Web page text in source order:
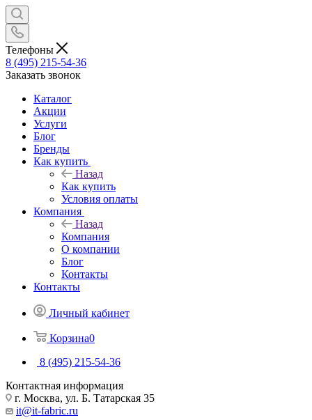
Телефоны
8 (495) 215-54-36
Заказать звонок
Каталог
Акции
Услуги
Блог
Бренды
Как купить
Назад
Как купить
Условия оплаты
Компания
Назад
Компания
О компании
Блог
Контакты
Контакты
Личный кабинет
Корзина0
8 (495) 215-54-36
Контактная информация
г. Москва, ул. Б. Татарская 35
it@it-fabric.ru